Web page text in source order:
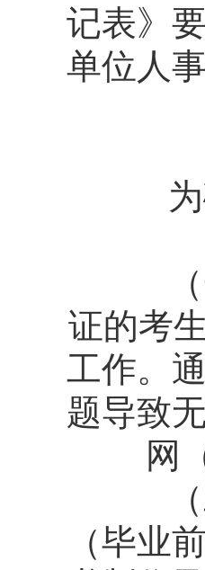
记表》
单位人
为确
（一
证的考
工作。
题导致
网
（二
（毕业